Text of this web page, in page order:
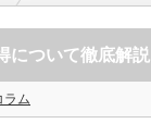
について徹底解説
ラム